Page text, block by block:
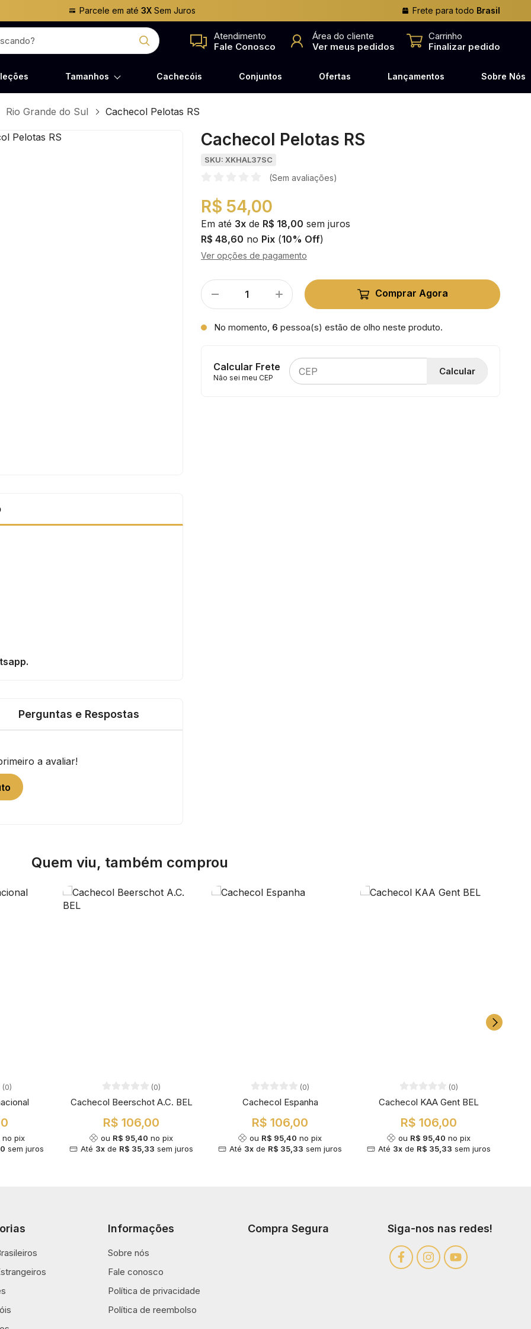
Parcele em até3X Sem Juros Frete para todo Brasil
Atendimento
Fale Conosco
Área do cliente
Ver meus pedidos
Carrinho
Finalizar pedido
Tamanhos Cachecóis Conjuntos Ofertas Lançamentos Sobre Nós
Rio Grande do Sul Cachecol Pelotas RS
Perguntas e Respostas
a avaliar!
Cachecol Pelotas RS
SKU: XKHAL37SC
(Sem avaliações)
R$ 54,00
Em até 3x de R$ 18,00 sem juros
R$ 48,60 no Pix (10% Off)
Ver opções de pagamento
Comprar Agora
No momento, 6 pessoa(s) estão de olho neste produto.
Calcular Frete
Não sei meu CEP
Calcular
Quem viu, também comprou
(0)
no pix
sem juros
(0)
Cachecol Beerschot A.C. BEL
R$ 106,00
ou R$ 95,40 no pix
Até 3x de R$ 35,33 sem juros
(0)
Cachecol Espanha
R$ 106,00
ou R$ 95,40 no pix
Até 3x de R$ 35,33 sem juros
(0)
Cachecol KAA Gent BEL
R$ 106,00
ou R$ 95,40 no pix
Até 3x de R$ 35,33 sem juros
Informações
Sobre nós
Fale conosco
Política de privacidade
Política de reembolso
Compra Segura Siga-nos nas redes!